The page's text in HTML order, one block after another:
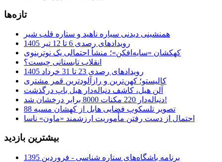
تازه‌ها
همنشینی دیدنی سیاره ناهید و ستاره قلب شیر
رویدادهای رصدی 6 تا 12 تیر 1405
کهکشان «سایه‌افکن»؛ منشأ احتمالی یک نوترینوی
انقلاب تابستانی چیست؟
رویدادهای رصدی 23 تا 31 خرداد 1405
کالیستو؛ کهن‌ترین و رازآلودترین قمر مشتری
آلن هیل، کاشف دنباله‌دار هیل باپ درگذشت
دنباله‌دار 220 مکنات 8000 برابر درخشان شد!
تصویر تلسکوپ فضایی هابل از کهشان مسیه 88
احتمال از دست رفتن مأموریت ارزشمند «ماون» ناسا
بیشترین بازدید
برنامه باشگاه‌های ستاره شناسی - فروردین 1395